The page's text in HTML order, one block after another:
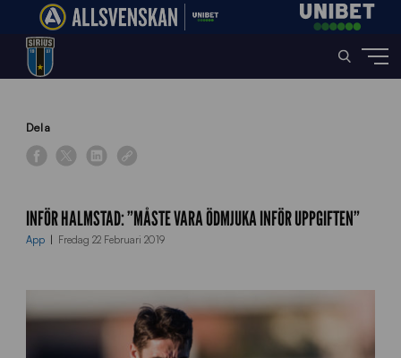
Home»
Dela
INFÖR HALMSTAD: ”MÅSTE VARA ÖDMJUKA INFÖR UPPGIFTEN”
App Fredag 22 Februari 2019